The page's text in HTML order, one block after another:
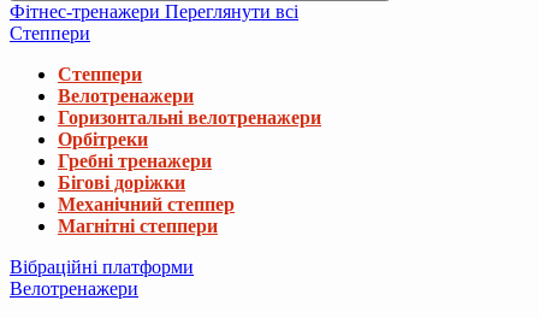
Фітнес-тренажери Переглянути всі
Степпери
Степпери
Велотренажери
Горизонтальні велотренажери
Орбітреки
Гребні тренажери
Бігові доріжки
Механічний степпер
Магнітні степпери
Вібраційні платформи
Велотренажери